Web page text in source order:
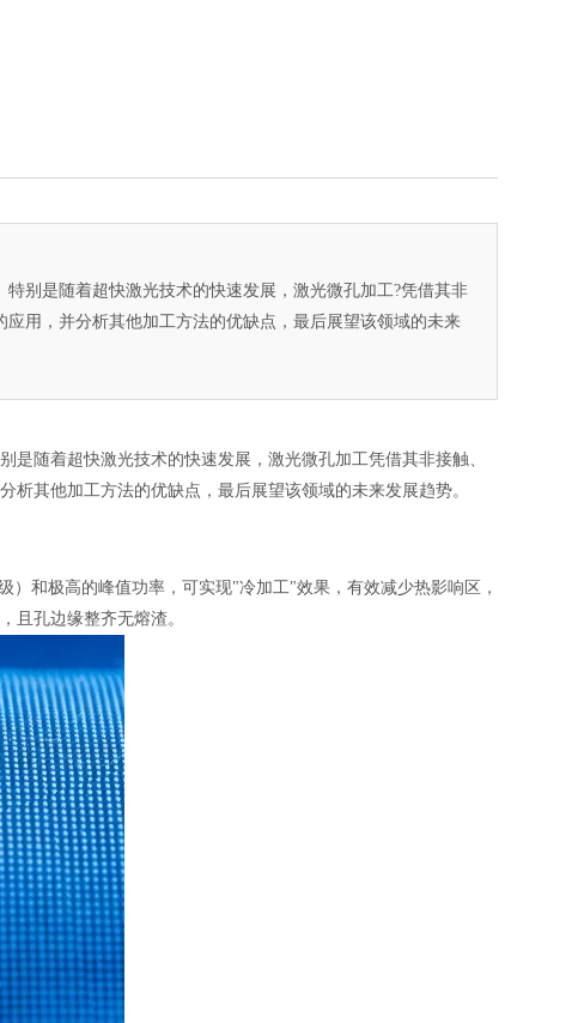
别是随着超快激光技术的快速发展，激光微孔加工?凭借其非
用，并分析其他加工方法的优缺点，最后展望该领域的未来
是随着超快激光技术的快速发展， 激光微孔加工凭借其非接触、
其他加工方法的优缺点，最后展望该领域的未来发展趋势。
和极高的峰值功率，可实现"冷加工"效果，有效减少热影响区，
且孔边缘整齐无熔渣。